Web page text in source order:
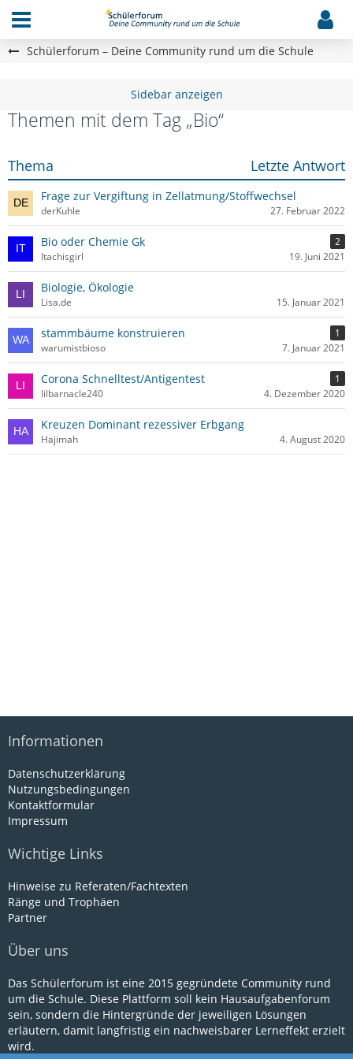
Schülerforum – Deine Community rund um die Schule
Themen mit dem Tag „Bio“
Thema Letzte Antwort
Frage zur Vergiftung in Zellatmung/Stoffwechsel
derKuhle 27. Februar 2022
Bio oder Chemie Gk
2
Itachisgirl
19. Juni 2021
Biologie, Ökologie
Lisa.de 15. Januar 2021
stammbäume konstruieren
1
warumistbioso
7. Januar 2021
Corona Schnelltest/Antigentest
1
lilbarnacle240
4. Dezember 2020
Kreuzen Dominant rezessiver Erbgang
Hajimah 4. August 2020
Informationen
Datenschutzerklärung
Nutzungsbedingungen
Kontaktformular
Impressum
Wichtige Links
Hinweise zu Referaten/Fachtexten
Ränge und Trophäen
Partner
Über uns
Das Schülerforum ist eine 2015 gegründete Community rund
um die Schule. Diese Plattform soll kein Hausaufgabenforum
sein, sondern die Hintergründe der jeweiligen Lösungen
erläutern, damit langfristig ein nachweisbarer Lerneffekt erzielt
wird.